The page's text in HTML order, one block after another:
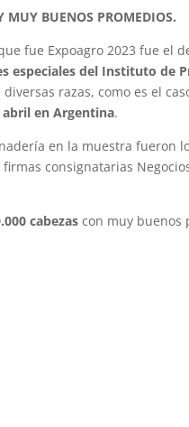
MUY BUENOS PROMEDIOS.
fue Expoagro 2023 fue el
especiales del Instituto de
razas, como es el
abril en Argentina.
en la muestra fueron
consignatarias
cabezas con muy buenos